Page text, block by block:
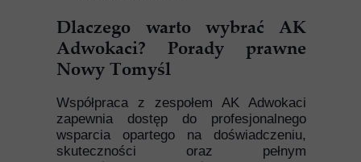
Dlaczego warto wybrać AK
Adwokaci? Porady prawne
Nowy Tomyśl
Współpraca z zespołem AK Adwokaci
zapewnia dostęp do profesjonalnego
wsparcia opartego na doświadczeniu,
skuteczności oraz pełnym